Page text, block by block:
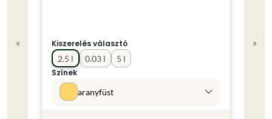
«
Kiszerelés választó
0.03 l
2.5 l
5 l
Színek
aranyfüst
»